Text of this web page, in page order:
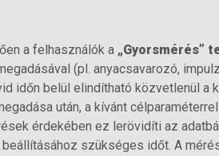
a felhasználók a „Gyorsmérés”
(pl. anyacsavarozó,
időn belül elindítható közvetlenül a
után, a kívánt
érdekében ez lerövidíti az
szükséges időt. A